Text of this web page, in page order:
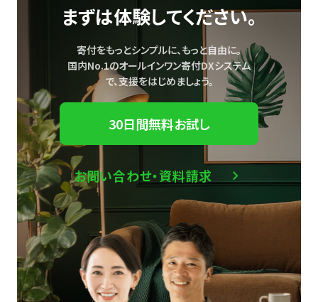
まずは体験してください。
寄付をもっとシンプルに、もっと自由に。
国内No.1のオールインワン寄付DXシステム
で、支援をはじめましょう。
30日間無料お試し
お問い合わせ・資料請求